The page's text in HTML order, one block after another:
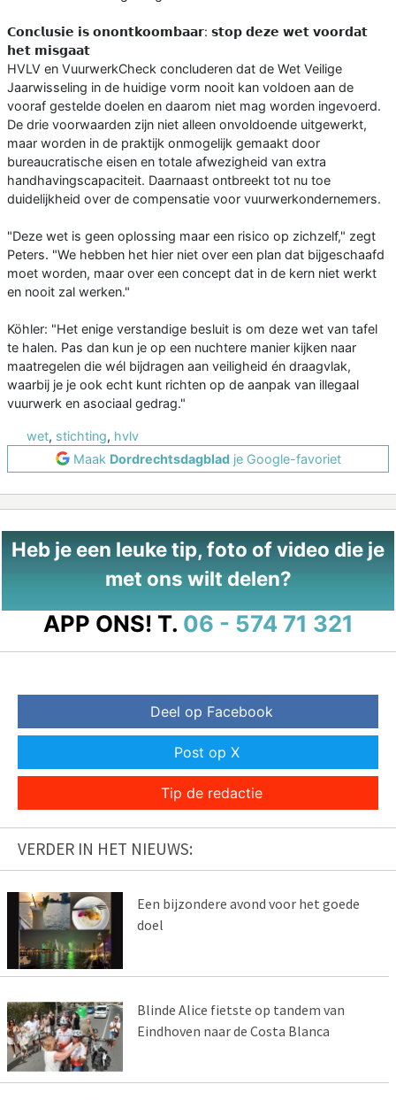
𝗖𝗼𝗻𝗰𝗹𝘂𝘀𝗶𝗲 𝗶𝘀 𝗼𝗻𝗼𝗻𝘁𝗸𝗼𝗼𝗺𝗯𝗮𝗮𝗿: 𝘀𝘁𝗼𝗽 𝗱𝗲𝘇𝗲 𝘄𝗲𝘁 𝘃𝗼𝗼𝗿𝗱𝗮𝘁
𝗵𝗲𝘁 𝗺𝗶𝘀𝗴𝗮𝗮𝘁
HVLV en VuurwerkCheck concluderen dat de Wet Veilige
Jaarwisseling in de huidige vorm nooit kan voldoen aan de
vooraf gestelde doelen en daarom niet mag worden ingevoerd.
De drie voorwaarden zijn niet alleen onvoldoende uitgewerkt,
maar worden in de praktijk onmogelijk gemaakt door
bureaucratische eisen en totale afwezigheid van extra
handhavingscapaciteit. Daarnaast ontbreekt tot nu toe
duidelijkheid over de compensatie voor vuurwerkondernemers.
"Deze wet is geen oplossing maar een risico op zichzelf," zegt
Peters. "We hebben het hier niet over een plan dat bijgeschaafd
moet worden, maar over een concept dat in de kern niet werkt
en nooit zal werken."
Köhler: "Het enige verstandige besluit is om deze wet van tafel
te halen. Pas dan kun je op een nuchtere manier kijken naar
maatregelen die wél bijdragen aan veiligheid én draagvlak,
waarbij je je ook echt kunt richten op de aanpak van illegaal
vuurwerk en asociaal gedrag."
wet, stichting, hvlv
Maak Dordrechtsdagbladje Google-favoriet
Heb je een leuke tip, foto of video die je
met ons wilt delen?
APP ONS! T. 06 - 574 71 321
Deel op Facebook
Post op X
Tip de redactie
VERDER IN HET NIEUWS:
Een bijzondere avond voor het goede
doel
Blinde Alice fietste op tandem van
Eindhoven naar de Costa Blanca